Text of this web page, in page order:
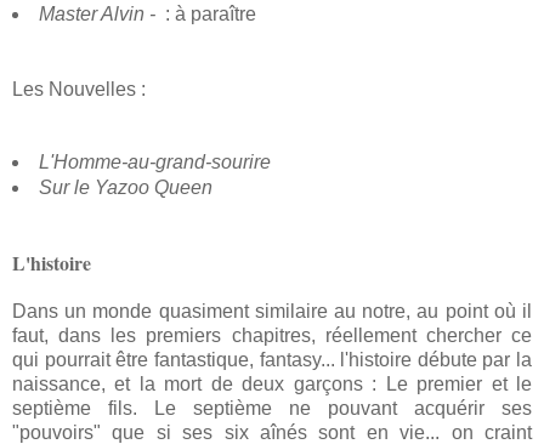
Master Alvin - : à paraître
Les Nouvelles :
L'Homme-au-grand-sourire
Sur le Yazoo Queen
L'histoire
Dans un monde quasiment similaire au notre, au point où il
faut, dans les premiers chapitres, réellement chercher ce
qui pourrait être fantastique, fantasy... l'histoire débute par la
naissance, et la mort de deux garçons : Le premier et le
septième fils. Le septième ne pouvant acquérir ses
"pouvoirs" que si ses six aînés sont en vie... on craint